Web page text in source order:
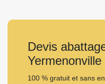
Devis
Yermenonville
100 % gratuit et sans